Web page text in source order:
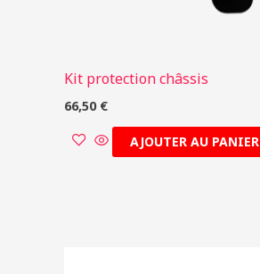
Kit protection châssis
66,50 €
AJOUTER AU PANIER